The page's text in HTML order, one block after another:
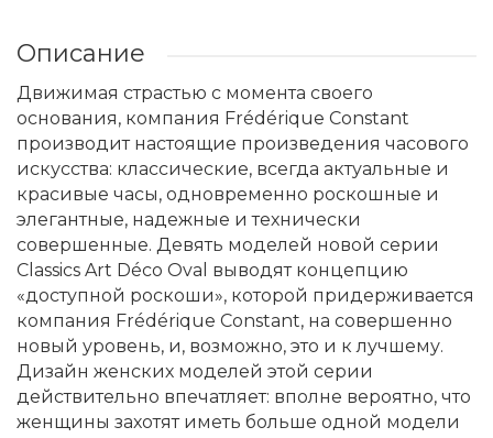
Описание
Движимая страстью с момента своего
основания, компания Frédérique Constant
производит настоящие произведения часового
искусства: классические, всегда актуальные и
красивые часы, одновременно роскошные и
элегантные, надежные и технически
совершенные. Девять моделей новой серии
Classics Art Déco Oval выводят концепцию
«доступной роскоши», которой придерживается
компания Frédérique Constant, на совершенно
новый уровень, и, возможно, это и к лучшему.
Дизайн женских моделей этой серии
действительно впечатляет: вполне вероятно, что
женщины захотят иметь больше одной модели